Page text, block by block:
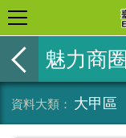
魅力商圈
大甲區